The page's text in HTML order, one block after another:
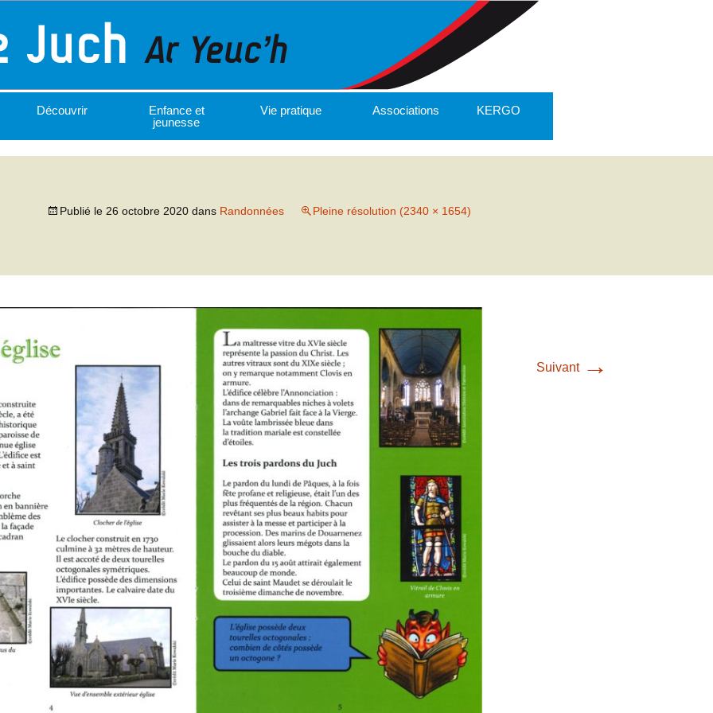
Découvrir
Enfance et
jeunesse
Vie pratique Associations KERGO
Publié le 26 octobre 2020 dans Randonnées Pleine résolution (2340 × 1654)
Suivant →